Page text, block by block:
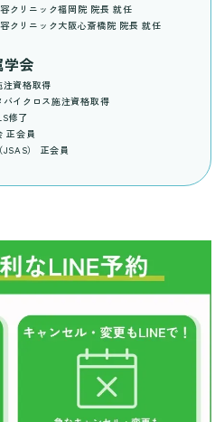
クリニック福岡院 院長 就任
クリニック大阪心斎橋院 院長 就任
会
資格取得
イクロス施注資格取得
修了
正会員
） 正会員